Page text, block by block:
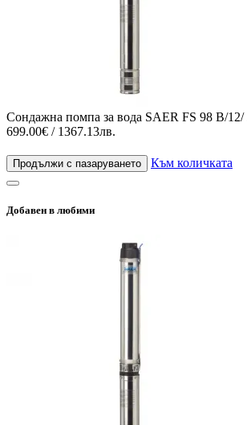
Сондажна помпа за вода SAER FS 98 B/12/
699.00€ / 1367.13лв.
Продължи с пазаруването Към количката
Добавен в любими